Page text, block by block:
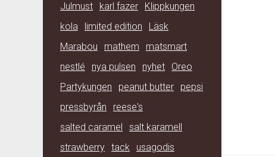
Julmust
karl fazer
Klippkungen
kola
limited edition
Läsk
Marabou
mathem
matsmart
nestlé
nya pulsen nyhet
Oreo
Partykungen
peanut butter
pepsi
pressbyrån
reese's
salted caramel
salt karamell
strawberry tack usagodis